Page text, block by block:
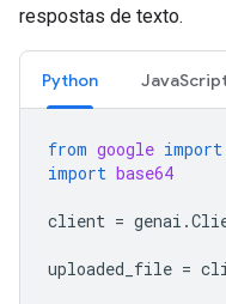
respostas de texto.
Python
from google import
import base64
client = genai .
uploaded_file =